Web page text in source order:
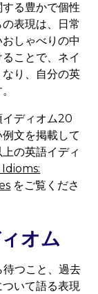
る豊かで個性
表現は、日常
しゃべりの中
ことで、ネイ
り、自分の英
イディオム20
文を掲載して
の英語イディ
をご覧くださ
オム
つこと、過去
いて語る表現